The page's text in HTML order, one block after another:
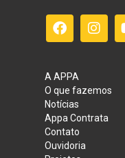
A APPA
O que fazemos
Notícias
Appa Contrata
Contato
Ouvidoria